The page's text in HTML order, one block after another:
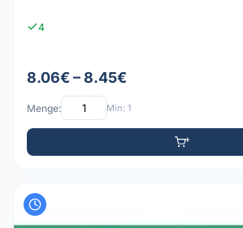
4
8.06€ – 8.45€
Menge: Min: 1